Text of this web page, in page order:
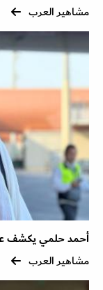
مشاهير العرب
أحمد حلمي يكشف
مشاهير العرب